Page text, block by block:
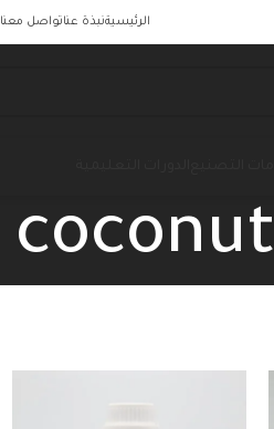
الرئيسيةنبذة عناتواصل معنا
coconut